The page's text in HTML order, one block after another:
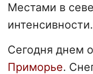
Местами в
интенсивности.
Сегодня днем
Приморье.